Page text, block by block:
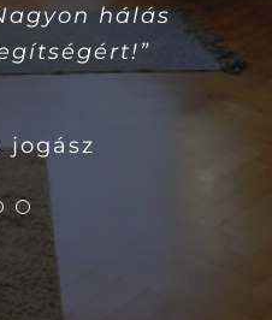
hálás
jogász
könyvelő
mi
torkolló
kikerültem.
munka
eredményt az
területein”